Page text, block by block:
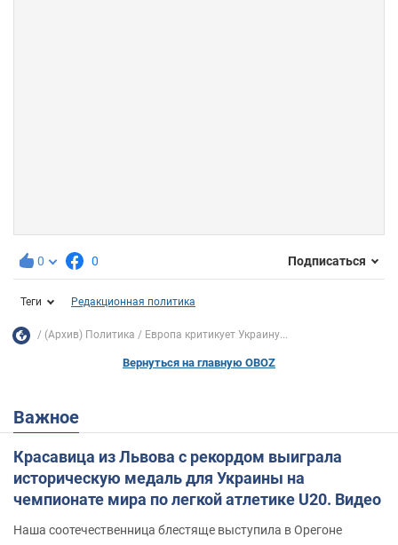
0 0 Подписаться
Теги Редакционная политика
(Архив) Политика Европа критикует Украину...
Вернуться на главную OBOZ
Важное
Красавица из Львова с рекордом выиграла
историческую медаль для Украины на
чемпионате мира по легкой атлетике U20. Видео
Наша соотечественница блестяще выступила в Орегоне